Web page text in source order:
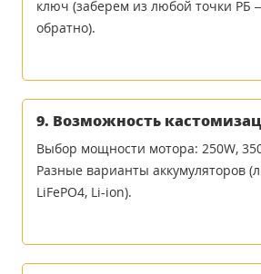
ключ (заберем из любой точки РБ
обратно).
9. Возможность
Выбор мощности мотора: 250W,
Разные варианты аккумуляторов
LiFePO4, Li-ion).